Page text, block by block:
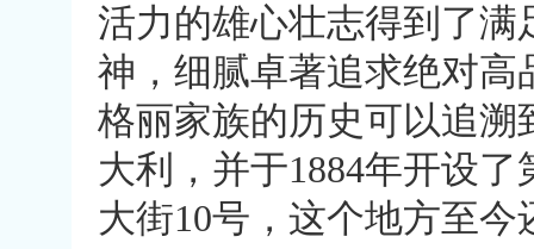
活力的雄心壮志得到了
神，细腻卓著追求绝对
格丽家族的历史可以追溯
大利，并于1884年开设
大街10号，这个地方至